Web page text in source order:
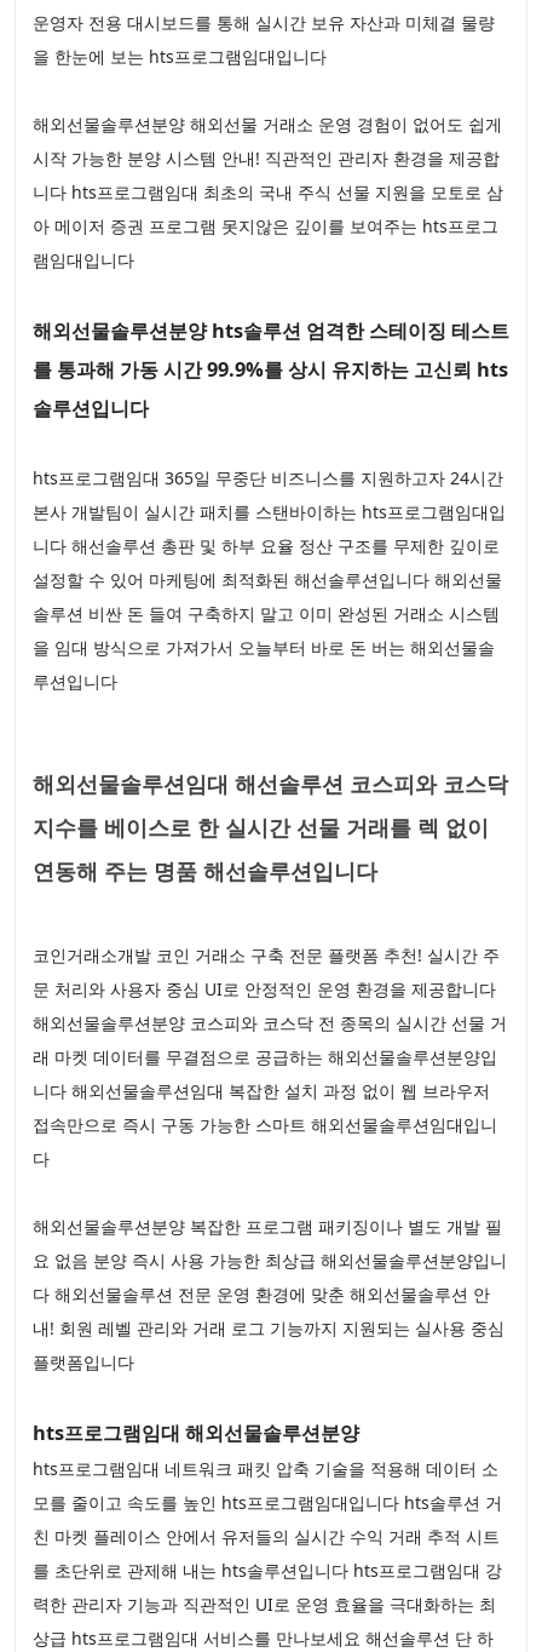
운영자 전용 대시보드를 통해 실시간 보유 자산과 미체결 물량
을 한눈에 보는 hts프로그램임대입니다
해외선물솔루션분양 해외선물 거래소 운영 경험이 없어도 쉽게
시작 가능한 분양 시스템 안내! 직관적인 관리자 환경을 제공합
니다 hts프로그램임대 최초의 국내 주식 선물 지원을 모토로 삼
아 메이저 증권 프로그램 못지않은 깊이를 보여주는 hts프로그
램임대입니다
해외선물솔루션분양 hts솔루션 엄격한 스테이징 테스트
를 통과해 가동 시간 99.9%를 상시 유지하는 고신뢰 hts
솔루션입니다
hts프로그램임대 365일 무중단 비즈니스를 지원하고자 24시간
본사 개발팀이 실시간 패치를 스탠바이하는 hts프로그램임대입
니다 해선솔루션 총판 및 하부 요율 정산 구조를 무제한 깊이로
설정할 수 있어 마케팅에 최적화된 해선솔루션입니다 해외선물
솔루션 비싼 돈 들여 구축하지 말고 이미 완성된 거래소 시스템
을 임대 방식으로 가져가서 오늘부터 바로 돈 버는 해외선물솔
루션입니다
해외선물솔루션임대 해선솔루션 코스피와 코스닥
지수를 베이스로 한 실시간 선물 거래를 렉 없이
연동해 주는 명품 해선솔루션입니다
코인거래소개발 코인 거래소 구축 전문 플랫폼 추천! 실시간 주
문 처리와 사용자 중심 UI로 안정적인 운영 환경을 제공합니다
해외선물솔루션분양 코스피와 코스닥 전 종목의 실시간 선물 거
래 마켓 데이터를 무결점으로 공급하는 해외선물솔루션분양입
니다 해외선물솔루션임대 복잡한 설치 과정 없이 웹 브라우저
접속만으로 즉시 구동 가능한 스마트 해외선물솔루션임대입니
다
해외선물솔루션분양 복잡한 프로그램 패키징이나 별도 개발 필
요 없음 분양 즉시 사용 가능한 최상급 해외선물솔루션분양입니
다 해외선물솔루션 전문 운영 환경에 맞춘 해외선물솔루션 안
내! 회원 레벨 관리와 거래 로그 기능까지 지원되는 실사용 중심
플랫폼입니다
hts프로그램임대 해외선물솔루션분양
hts프로그램임대 네트워크 패킷 압축 기술을 적용해 데이터 소
모를 줄이고 속도를 높인 hts프로그램임대입니다 hts솔루션 거
친 마켓 플레이스 안에서 유저들의 실시간 수익 거래 추적 시트
를 초단위로 관제해 내는 hts솔루션입니다 hts프로그램임대 강
력한 관리자 기능과 직관적인 UI로 운영 효율을 극대화하는 최
상급 hts프로그램임대 서비스를 만나보세요 해선솔루션 단 하